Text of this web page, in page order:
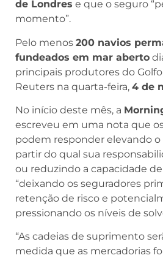
de Londres e que o seguro
momento”.
Pelo menos 200 navios
fundeados em mar aberto
principais produtores do
Reuters na quarta-feira, 4 de
No início deste mês, a
escreveu em uma nota que
podem responder elevando o
partir do qual sua
ou reduzindo a capacidade
“deixando os seguradores
retenção de risco e
pressionando os níveis de
“As cadeias de suprimento
medida que as mercadorias